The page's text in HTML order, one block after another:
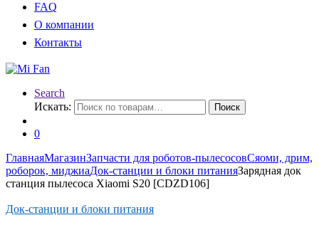
FAQ
О компании
Контакты
Search
Искать:
Поиск
0
ГлавнаяМагазинЗапчасти для роботов-пылесосовСяоми, дрим,
роборок, миджиаДок-станции и блоки питанияЗарядная док
станция пылесоса Xiaomi S20 [CDZD106]
Док-станции и блоки питания